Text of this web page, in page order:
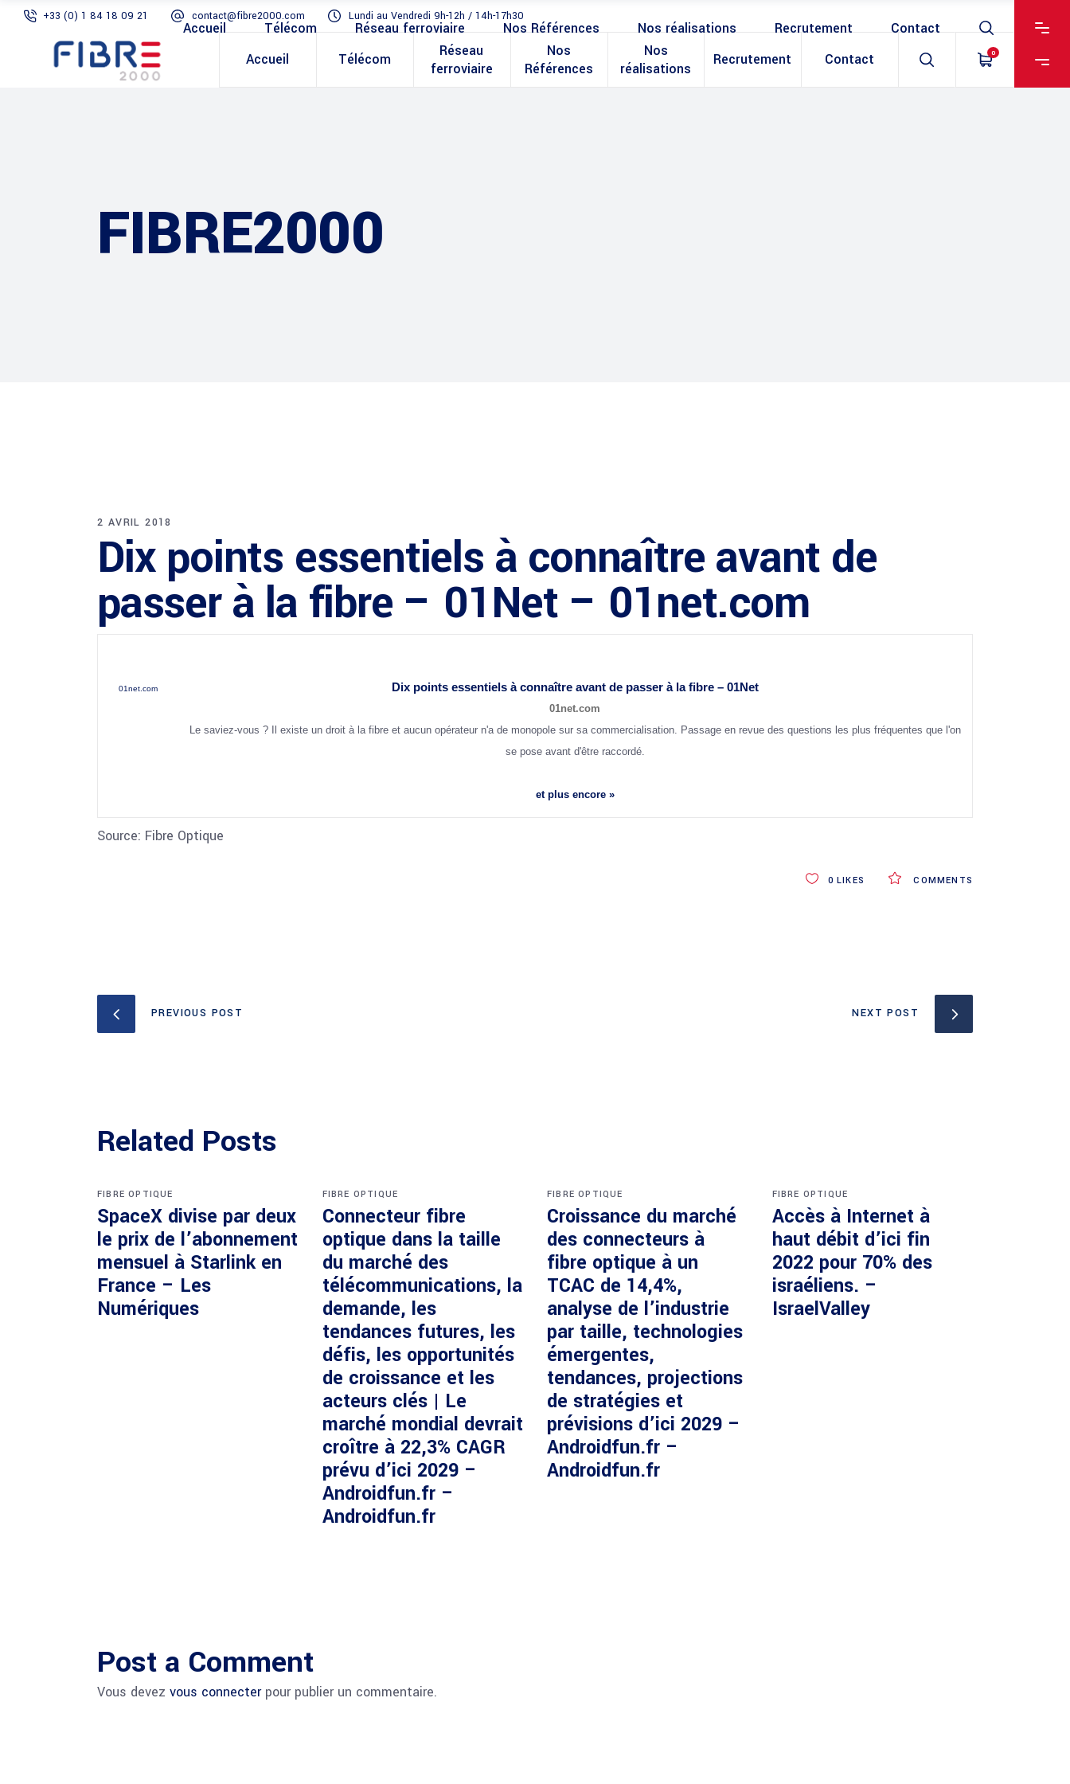
+33 (0) 1 84 18 09 21 contact@fibre2000.com Lundi au Vendredi 9h-12h / 14h-17h30
Accueil Télécom
Réseau
ferroviaire
Nos
Références
Nos
réalisations
Recrutement Contact 0
Accueil Télécom Réseau ferroviaire Nos Références Nos réalisations Recrutement Contact
FIBRE2000
2 AVRIL 2018
Dix points essentiels à connaître avant de
passer à la fibre – 01Net – 01net.com
01net.com Dix points essentiels à connaître avant de passer à la fibre – 01Net
01net.com
Le saviez-vous ? Il existe un droit à la fibre et aucun opérateur n'a de monopole sur sa commercialisation. Passage en revue des questions les plus fréquentes que l'on
se pose avant d'être raccordé.
et plus encore »
Source: Fibre Optique
COMMENTS
0 LIKES
PREVIOUS POST NEXT POST
Related Posts
FIBRE OPTIQUE
SpaceX divise par deux
le prix de l’abonnement
mensuel à Starlink en
France – Les
Numériques
FIBRE OPTIQUE
Connecteur fibre
optique dans la taille
du marché des
télécommunications, la
demande, les
tendances futures, les
défis, les opportunités
de croissance et les
acteurs clés | Le
marché mondial devrait
croître à 22,3% CAGR
prévu d’ici 2029 –
Androidfun.fr –
Androidfun.fr
FIBRE OPTIQUE
Croissance du marché
des connecteurs à
fibre optique à un
TCAC de 14,4%,
analyse de l’industrie
par taille, technologies
émergentes,
tendances, projections
de stratégies et
prévisions d’ici 2029 –
Androidfun.fr –
Androidfun.fr
FIBRE OPTIQUE
Accès à Internet à
haut débit d’ici fin
2022 pour 70% des
israéliens. –
IsraelValley
Post a Comment
Vous devez vous connecterpour publier un commentaire.